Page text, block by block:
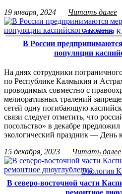
19 января, 2024
Читать далее
Экология
В России
популяции
На днях сотрудники
по Республике Калмыкия и
проводимых совместно с
мелиоративных тралений
сетей одну погибающую
связи следует отметить, что
посольство» в декабре
экологический праздник — День
15 декабря, 2023
Читать далее
Экология
В северо-восточной части
ремонтное